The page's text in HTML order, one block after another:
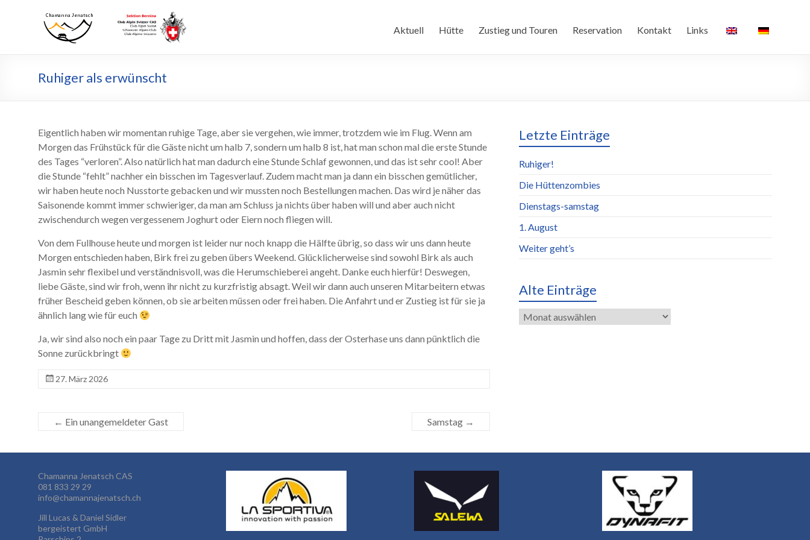
Chamanna
Jenatsch
Chamanna
Jenatsch
Aktuell Hütte Zustieg und Touren Reservation Kontakt Links
Ruhiger als erwünscht
Eigentlich haben wir momentan ruhige Tage, aber sie vergehen, wie immer, trotzdem wie im Flug. Wenn am
Morgen das Frühstück für die Gäste nicht um halb 7, sondern um halb 8 ist, hat man schon mal die erste Stunde
des Tages “verloren”. Also natürlich hat man dadurch eine Stunde Schlaf gewonnen, und das ist sehr cool! Aber
die Stunde “fehlt” nachher ein bisschen im Tagesverlauf. Zudem macht man ja dann ein bisschen gemütlicher,
wir haben heute noch Nusstorte gebacken und wir mussten noch Bestellungen machen. Das wird je näher das
Saisonende kommt immer schwieriger, da man am Schluss ja nichts über haben will und aber auch nicht
zwischendurch wegen vergessenem Joghurt oder Eiern noch fliegen will.
Von dem Fullhouse heute und morgen ist leider nur noch knapp die Hälfte übrig, so dass wir uns dann heute
Morgen entschieden haben, Birk frei zu geben übers Weekend. Glücklicherweise sind sowohl Birk als auch
Jasmin sehr flexibel und verständnisvoll, was die Herumschieberei angeht. Danke euch hierfür! Deswegen,
liebe Gäste, sind wir froh, wenn ihr nicht zu kurzfristig absagt. Weil wir dann auch unseren Mitarbeitern etwas
früher Bescheid geben können, ob sie arbeiten müssen oder frei haben. Die Anfahrt und er Zustieg ist für sie ja
ähnlich lang wie für euch
Ja, wir sind also noch ein paar Tage zu Dritt mit Jasmin und hoffen, dass der Osterhase uns dann pünktlich die
Sonne zurückbringt
27. März 2026
← Ein unangemeldeter Gast Samstag →
Letzte Einträge
Ruhiger!
Die Hüttenzombies
Dienstags-samstag
1. August
Weiter geht’s
Alte Einträge
Alte
Einträge
Chamanna Jenatsch CAS
081 833 29 29
info@chamannajenatsch.ch
Jill Lucas & Daniel Sidler
bergeistert GmbH